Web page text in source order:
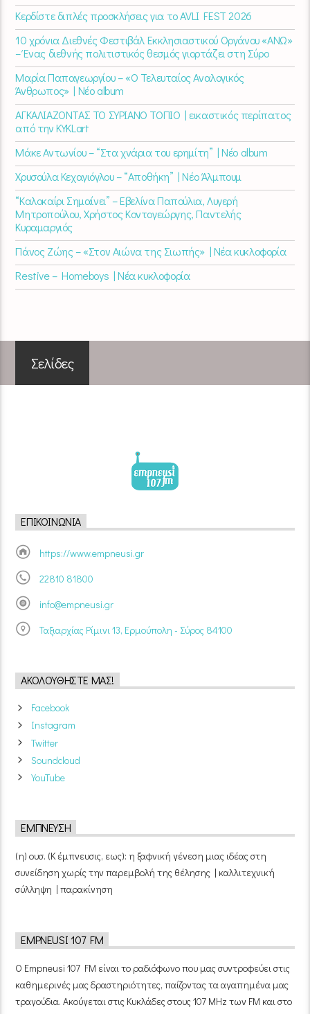
Κερδίστε διπλές προσκλήσεις για το AVLI FEST 2026
10 χρόνια Διεθνές Φεστιβάλ Εκκλησιαστικού Οργάνου «ΑΝΩ»
– Ένας διεθνής πολιτιστικός θεσμός γιορτάζει στη Σύρο​
Μαρία Παπαγεωργίου – «Ο Τελευταίος Αναλογικός
Άνθρωπος» | Νέο album
ΑΓΚΑΛΙΑΖΟΝΤΑΣ ΤΟ ΣΥΡΙΑΝΟ ΤΟΠΙΟ | εικαστικός περίπατος
από την KYKLart
Μάκε Αντωνίου – “Στα χνάρια του ερημίτη” | Νέο album
Χρυσούλα Κεχαγιόγλου – “Αποθήκη” | Νέο Άλμπουμ
“Καλοκαίρι Σημαίνει” – Εβελίνα Παπούλια, Λυγερή
Μητροπούλου, Χρήστος Κοντογεώργης, Παντελής
Κυραμαργιός
Πάνος Ζώης – «Στον Αιώνα της Σιωπής» | Νέα κυκλοφορία
Restive – Homeboys | Νέα κυκλοφορία
Σελίδες
ΕΠΙΚΟΙΝΩΝΊΑ
https://www.empneusi.gr
22810 81800
info@empneusi.gr
Ταξιαρχίας Ρίμινι 13, Ερμούπολη - Σύρος 84100
ΑΚΟΛΟΥΘΉΣΤΕ ΜΑΣ!
Facebook
Instagram
Twitter
Soundcloud
YouTube
ΈΜΠΝΕΥΣΗ
(η) ουσ. (Κ έμπνευσις, εως): η ξαφνική γένεση μιας ιδέας στη
συνείδηση χωρίς την παρεμβολή της θέλησης | καλλιτεχνική
σύλληψη | παρακίνηση
EMPNEUSI 107 FM
Ο Empneusi 107 FM είναι το ραδιόφωνο που μας συντροφεύει στις
καθημερινές μας δραστηριότητες, παίζοντας τα αγαπημένα μας
τραγούδια. Ακούγεται στις Κυκλάδες στους 107 MHz των FM και στο